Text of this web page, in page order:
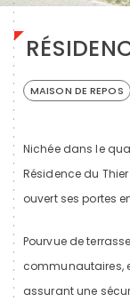
MAISON DE REPOS
Nichée dans le
Résidence du
ouvert ses portes
Pourvue de
communautaires,
assurant une